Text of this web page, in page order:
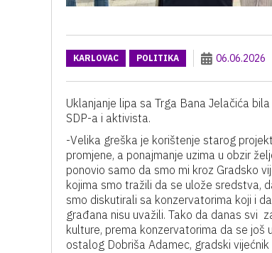
KARLOVAC POLITIKA 06.06.2026
Uklanjanje lipa sa Trga Bana Jelačića
SDP-a i aktivista.
-Velika greška je korištenje starog
promjene, a ponajmanje uzima u obzir
ponovio samo da smo mi kroz Gradsko
kojima smo tražili da se ulože sredstva,
smo diskutirali sa konzervatorima koji i
građana nisu uvažili. Tako da danas svi
kulture, prema konzervatorima da se još
ostalog Dobriša Adamec, gradski